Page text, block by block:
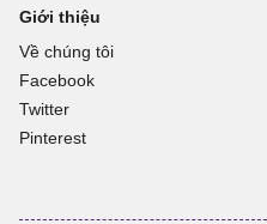
Giới thiệu
Về chúng tôi
Facebook
Twitter
Pinterest